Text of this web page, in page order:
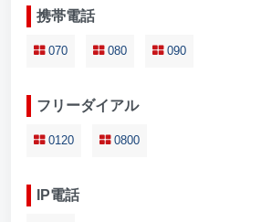
携帯電話
070 080 090
フリーダイアル
0120 0800
IP電話